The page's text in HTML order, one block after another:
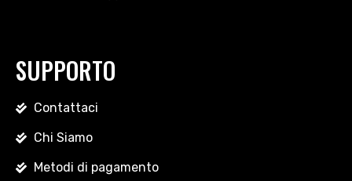
SUPPORTO
Contattaci
Chi Siamo
Metodi di pagamento